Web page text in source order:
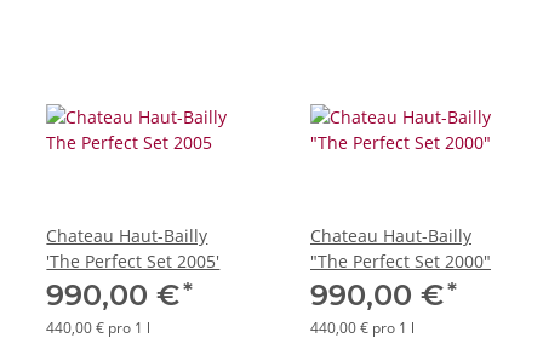
Chateau Haut-Bailly
'The Perfect Set 2005'
990,00 €*
440,00 € pro 1 l
Chateau Haut-Bailly
"The Perfect Set 2000"
990,00 €*
440,00 € pro 1 l